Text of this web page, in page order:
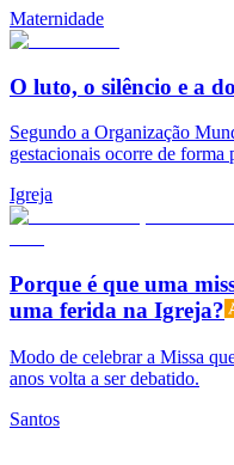
Maternidade
O luto, o silêncio e a
Segundo a Organização
gestacionais ocorre de forma
Igreja
Porque é que uma
uma ferida na Igreja?
Modo de celebrar a Missa
anos volta a ser debatido.
Santos